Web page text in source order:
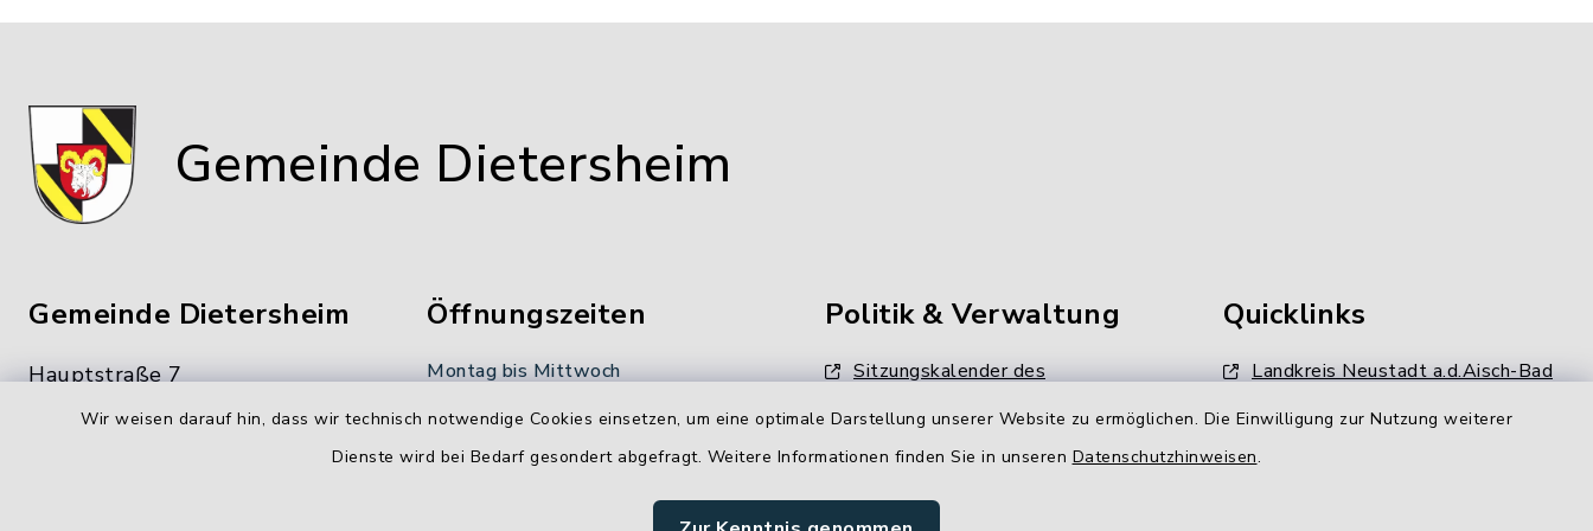
Wir weisen darauf hin, dass wir technisch notwendige Cookies einsetzen, um eine optimale Darstellung unserer Website zu ermöglichen. Die Einwilligung zur Nutzung weiterer
Dienste wird bei Bedarf gesondert abgefragt. Weitere Informationen finden Sie in unseren Datenschutzhinweisen.
Gemeinde Dietersheim
Gemeinde Dietersheim
Hauptstraße 7
91463 Dietersheim
Öffnungszeiten
Montag bis Mittwoch
8.00-12.00 Uhr
Donnerstag:
Politik & Verwaltung
Sitzungskalender des
Unsere
Quicklinks
Landkreis Neustadt a.d.Aisch-Bad
Kommunale Allianz